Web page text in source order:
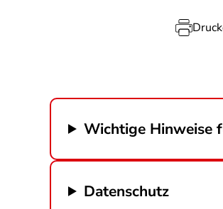
Wichtige Hinweise
Datenschutz